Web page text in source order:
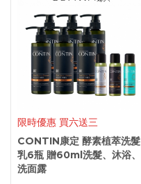
限時優惠 買六送三
CONTIN康定 酵素植萃洗髮
乳6瓶 贈60ml洗髮、沐浴、
洗面露